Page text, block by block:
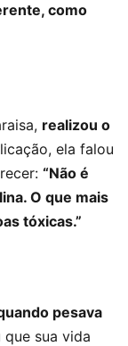
como
realizou o
ela falou
“Não é
O que mais
tóxicas.”
pesava
sua vida